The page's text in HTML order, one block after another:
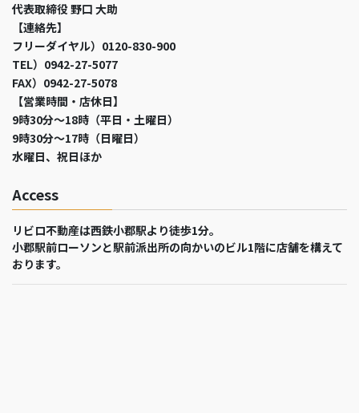
代表取締役 野口 大助
【連絡先】
フリーダイヤル）0120-830-900
TEL）0942-27-5077
FAX）0942-27-5078
【営業時間・店休日】
9時30分～18時（平日・土曜日）
9時30分～17時（日曜日）
水曜日、祝日ほか
Access
リビロ不動産は西鉄小郡駅より徒歩1分。
小郡駅前ローソンと駅前派出所の向かいのビル1階に店舗を構えて
おります。